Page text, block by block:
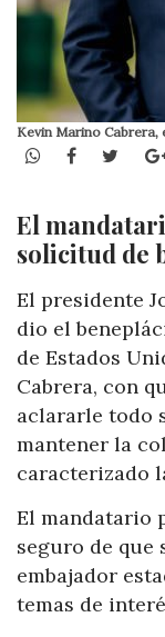
Kevin Marino Cabrera,
WhatsApp
Facebook
El
solicitud de
El presidente
dio el
de Estados
Cabrera, con
aclararle todo
mantener la
caracterizado
El mandatario
seguro de que
embajador
temas de